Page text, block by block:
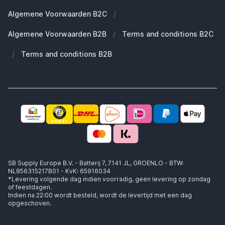
Groot en uniek assortiment
400.000+ klanten geleverd
Welke MagSafe heb ik nodig?
Werken bij SB Supply
Working at SB Supply
Algemene Voorwaarden B2C /
Algemene Voorwaarden B2B / Terms and conditions B2C
/ Terms and conditions B2B
SB Supply Europe B.V. - Batterij 7, 7141 JL, GROENLO - BTW:
NL856315217B01 - KvK: 65916034
*Levering volgende dag indien voorradig, geen levering op zondag
of feestdagen.
Indien na 22:00 wordt besteld, wordt de levertijd met een dag
opgeschoven.